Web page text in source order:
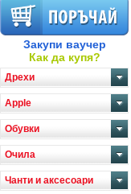
Закупи ваучер
Как да купя?
Дрехи
Apple
Обувки
Очила
Чанти и аксесоари